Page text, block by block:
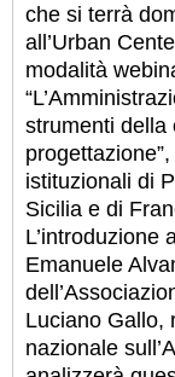
che si terrà
all’Urban
modalità
strumenti della
istituzionali di
Sicilia e di
L’introduzione
Emanuele
Luciano Gallo,
nazionale